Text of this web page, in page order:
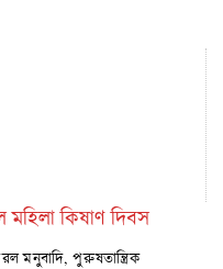
কিষাণ দিবস
মনুবাদি, পুরুষতান্ত্রিক